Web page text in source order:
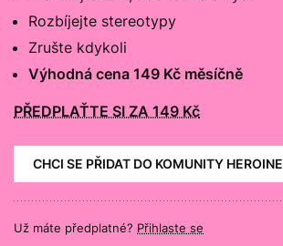
Rozbíjejte stereotypy
Zrušte kdykoli
Výhodná cena 149 Kč měsíčně
PŘEDPLAŤTE SI ZA 149 Kč
CHCI SE PŘIDAT DO KOMUNITY HEROINE
Už máte předplatné? Přihlaste se